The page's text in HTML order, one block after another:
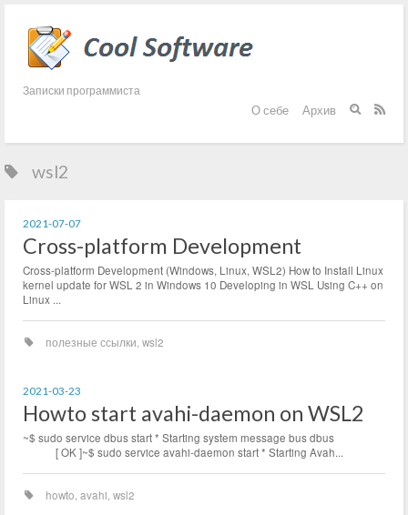
Записки программиста
О себе Архив  
wsl2
2021-07-07
Cross-platform Development
Cross-platform Development (Windows, Linux, WSL2) How to Install Linux
kernel update for WSL 2 in Windows 10 Developing in WSL Using C++ on
Linux ...
полезные ссылки wsl2
2021-03-23
Howto start avahi-daemon on WSL2
~$ sudo service dbus start * Starting system message bus dbus
[ OK ]~$ sudo service avahi-daemon start * Starting Avah...
howto avahi wsl2